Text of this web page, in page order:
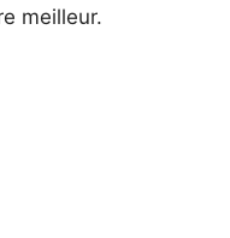
meilleur.